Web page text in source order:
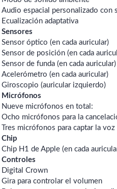
Audio espacial personalizado con
Ecualización adaptativa
Sensores
Sensor óptico (en cada auricular)
Sensor de posición (en cada
Sensor de funda (en cada auricular)
Acelerómetro (en cada auricular)
Giroscopio (auricular izquierdo)
Micrófonos
Nueve micrófonos en total:
Ocho micrófonos para la
Tres micrófonos para captar la
Chip
Chip H1 de Apple (en cada
Controles
Digital Crown
Gira para controlar el volumen